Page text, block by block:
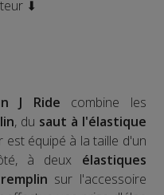
⬇
J Ride combine les
, du saut à l'élastique
est équipé à la taille d'un
à deux élastiques
sur l'accessoire